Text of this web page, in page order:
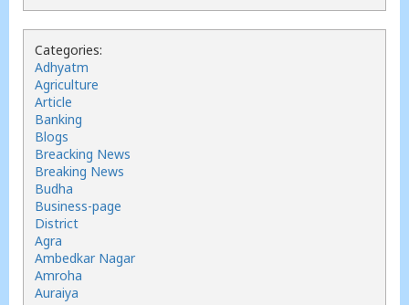
Categories:
Adhyatm
Agriculture
Article
Banking
Blogs
Breacking News
Breaking News
Budha
Business-page
District
Agra
Ambedkar Nagar
Amroha
Auraiya